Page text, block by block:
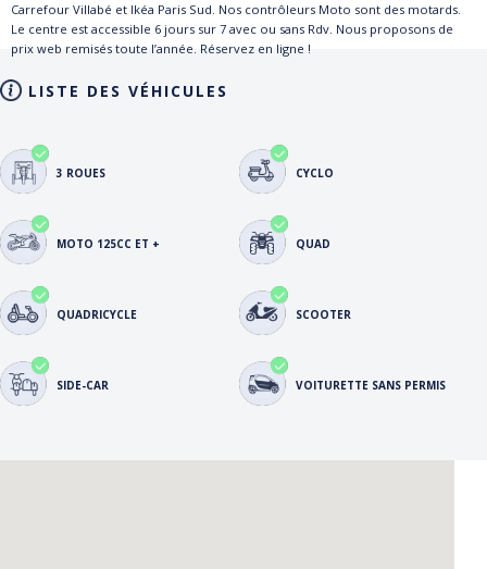
Carrefour Villabé et Ikéa Paris Sud. Nos contrôleurs Moto sont des motards.
Le centre est accessible 6 jours sur 7 avec ou sans Rdv. Nous proposons de
prix web remisés toute l’année. Réservez en ligne !
LISTE DES VÉHICULES
3 ROUES CYCLO
MOTO 125CC ET + QUAD
QUADRICYCLE SCOOTER
SIDE-CAR VOITURETTE SANS PERMIS